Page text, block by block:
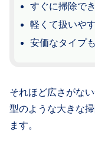
すぐに掃除で
軽くて扱いや
安価なタイプ
それほど広さがな
型のような大きな
ます。